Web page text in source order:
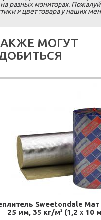
на разных мониторах.
и цвет товара у наших
МОГУТ
Sweetondale
25 мм, 35 кг/м³ (1,2 х 10